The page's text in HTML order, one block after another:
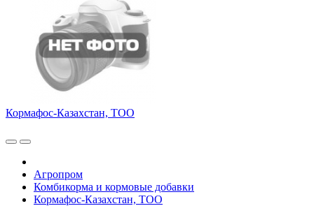
Кормафос-Казахстан, ТОО
Агропром
Комбикорма и кормовые добавки
Кормафос-Казахстан, ТОО